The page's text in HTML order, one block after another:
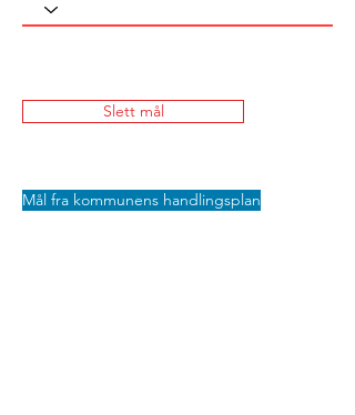
Slett mål
Mål fra kommunens handlingsplan